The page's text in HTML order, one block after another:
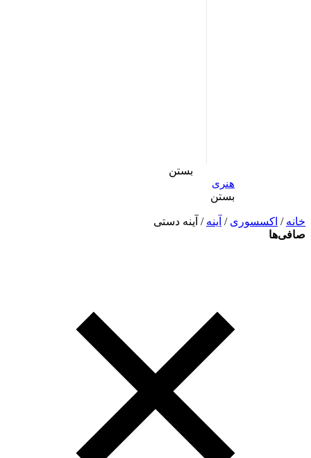
بستن
هنری
بستن
خانه / اکسسوری / آینه / آینه دستی
صافی‌ها